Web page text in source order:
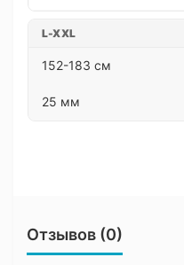
L-XXL
152-183 см
25 мм
Отзывов (0)